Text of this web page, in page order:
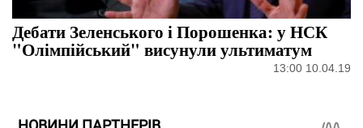
Дебати Зеленського і Порошенка: у НСК
"Олімпійський" висунули ультиматум
13:00 10.04.19